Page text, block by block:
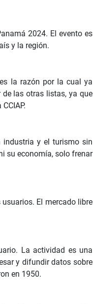
2024. El evento es
y la región.
la razón por la cual ya
las otras listas, ya que
industria y el turismo sin
su economía, solo frenar
El mercado libre
La actividad es una
y difundir datos sobre
en 1950.